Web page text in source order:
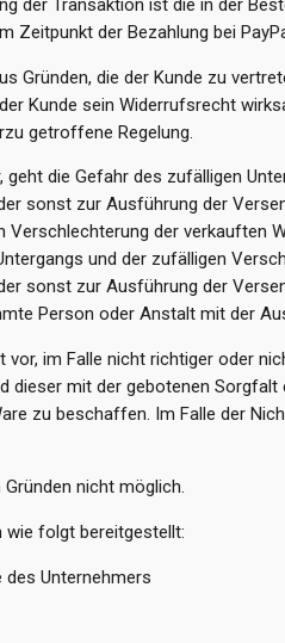
Zeitpunkt der Bezahlung bei
Gründen, die der Kunde zu
Kunde sein Widerrufsrecht
getroffene Regelung.
geht die Gefahr des zufälligen
sonst zur Ausführung der
Verschlechterung der verkauften
und der zufälligen
sonst zur Ausführung der
Person oder Anstalt mit der
im Falle nicht richtiger oder
dieser mit der gebotenen
zu beschaffen. Im Falle der
nicht möglich.
wie folgt bereitgestellt:
Unternehmers